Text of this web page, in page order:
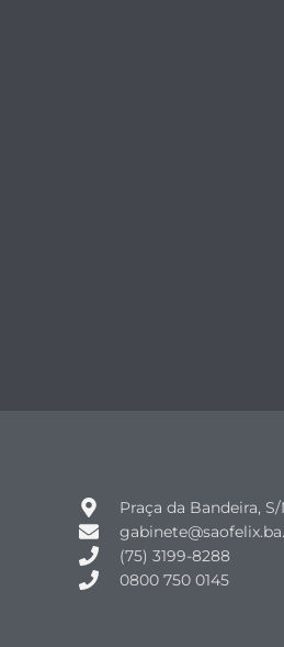
Praça da Bandeira,
(75) 3199-8288
0800 750 0145